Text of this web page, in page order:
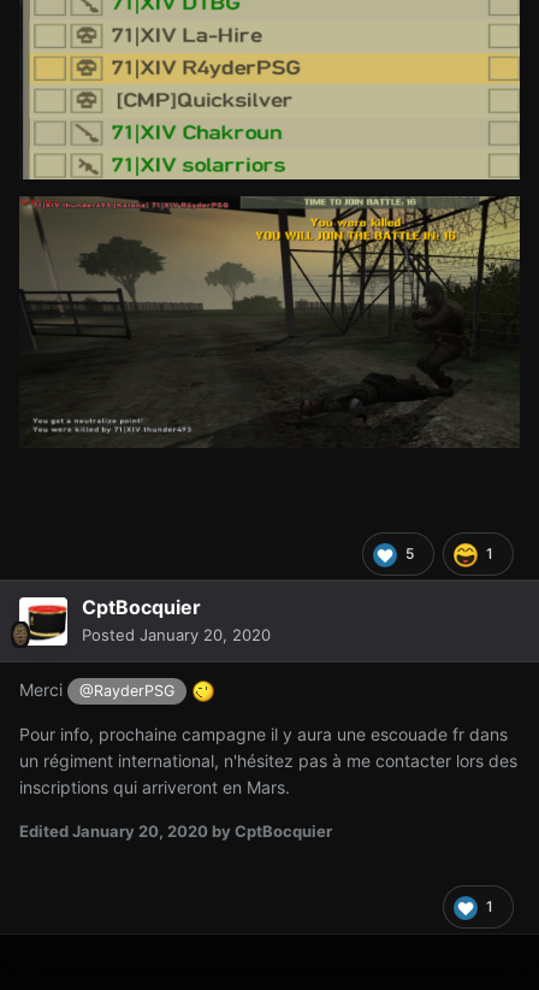
5 1
CptBocquier
Posted January 20, 2020
Merci @RayderPSG
Pour info, prochaine campagne il y aura une escouade fr dans
un régiment international, n'hésitez pas à me contacter lors des
inscriptions qui arriveront en Mars.
EditedJanuary 20, 2020 by CptBocquier
1